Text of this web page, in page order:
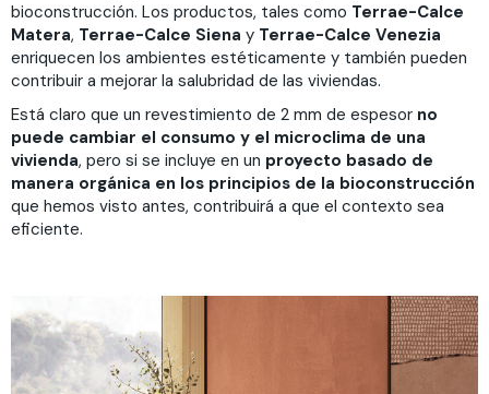
bioconstrucción. Los productos, tales como Terrae-Calce
Matera, Terrae-Calce Siena y Terrae-Calce Venezia
enriquecen los ambientes estéticamente y también pueden
contribuir a mejorar la salubridad de las viviendas.
Está claro que un revestimiento de 2 mm de espesor no
puede cambiar el consumo y el microclima de una
vivienda, pero si se incluye en un proyecto basado de
manera orgánica en los principios de la bioconstrucción
que hemos visto antes, contribuirá a que el contexto sea
eficiente.